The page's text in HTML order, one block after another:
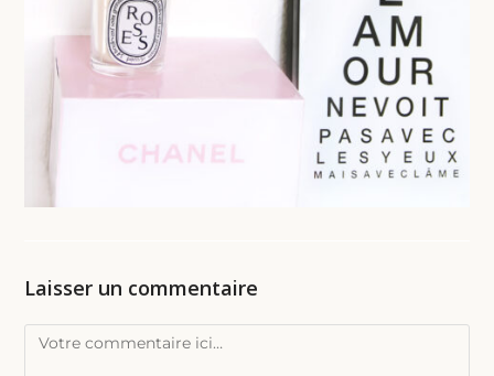
Laisser un commentaire